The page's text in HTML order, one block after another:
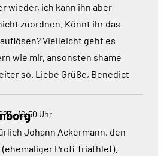
wieder, ich kann ihn aber
zuordnen. Könnt ihr das
Vielleicht geht es
wie mir, ansonsten shame
so. Liebe Grüße, Benedict
• 16:50 Uhr
Johann Ackermann, den
Profi Triathlet).